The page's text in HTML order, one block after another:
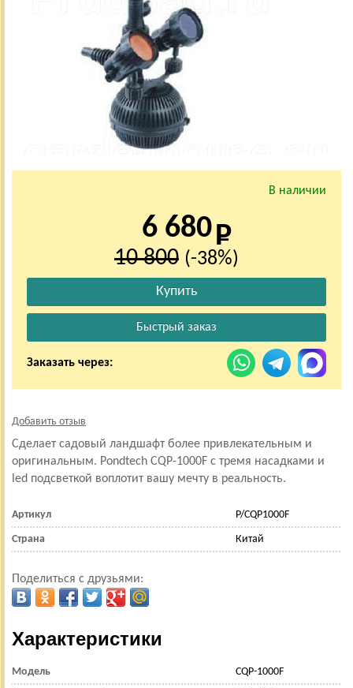
В наличии
6 680
10 800 (-38%)
Заказать через:
Добавить отзыв
Сделает садовый ландшафт более привлекательным и
оригинальным. Pondtech CQP-1000F с тремя насадками и
led подсветкой воплотит вашу мечту в реальность.
Артикул P/CQP1000F
Страна Китай
Поделиться с друзьями:
Характеристики
Модель CQP-1000F